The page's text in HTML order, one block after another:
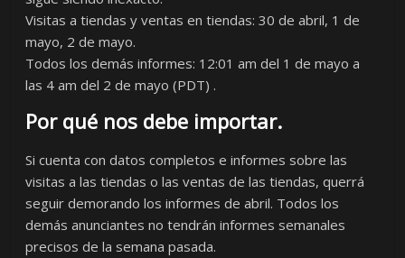
Visitas a tiendas y ventas en tiendas: 30 de abril, 1 de
mayo, 2 de mayo.
Todos los demás informes: 12:01 am del 1 de mayo a
las 4 am del 2 de mayo (PDT) .
Por qué nos debe importar.
Si cuenta con datos completos e informes sobre las
visitas a las tiendas o las ventas de las tiendas, querrá
seguir demorando los informes de abril. Todos los
demás anunciantes no tendrán informes semanales
precisos de la semana pasada.